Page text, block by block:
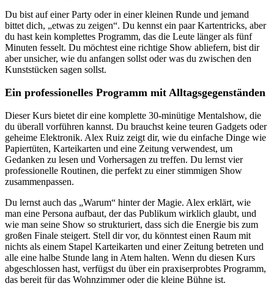
Du bist auf einer Party oder in einer kleinen Runde und jemand
bittet dich, „etwas zu zeigen“. Du kennst ein paar Kartentricks, aber
du hast kein komplettes Programm, das die Leute länger als fünf
Minuten fesselt. Du möchtest eine richtige Show abliefern, bist dir
aber unsicher, wie du anfangen sollst oder was du zwischen den
Kunststücken sagen sollst.
Ein professionelles Programm mit Alltagsgegenständen
Dieser Kurs bietet dir eine komplette 30-minütige Mentalshow, die
du überall vorführen kannst. Du brauchst keine teuren Gadgets oder
geheime Elektronik. Alex Ruiz zeigt dir, wie du einfache Dinge wie
Papiertüten, Karteikarten und eine Zeitung verwendest, um
Gedanken zu lesen und Vorhersagen zu treffen. Du lernst vier
professionelle Routinen, die perfekt zu einer stimmigen Show
zusammenpassen.
Du lernst auch das „Warum“ hinter der Magie. Alex erklärt, wie
man eine Persona aufbaut, der das Publikum wirklich glaubt, und
wie man seine Show so strukturiert, dass sich die Energie bis zum
großen Finale steigert. Stell dir vor, du könntest einen Raum mit
nichts als einem Stapel Karteikarten und einer Zeitung betreten und
alle eine halbe Stunde lang in Atem halten. Wenn du diesen Kurs
abgeschlossen hast, verfügst du über ein praxiserprobtes Programm,
das bereit für das Wohnzimmer oder die kleine Bühne ist.